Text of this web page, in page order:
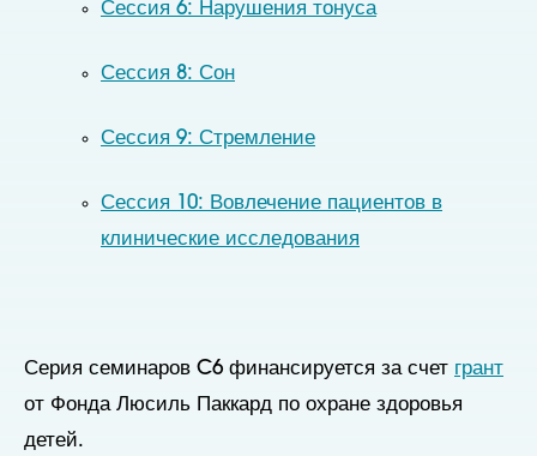
Сессия 6: Нарушения тонуса
Сессия 8: Сон
Сессия 9: Стремление
Сессия 10: Вовлечение пациентов в
клинические исследования
Серия семинаров C6 финансируется за счет грант
от Фонда Люсиль Паккард по охране здоровья
детей.